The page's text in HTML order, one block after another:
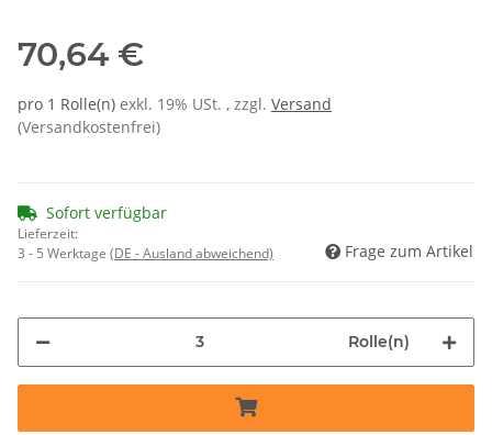
70,64 €
pro 1 Rolle(n) exkl. 19% USt. , zzgl. Versand
(Versandkostenfrei)
Sofort verfügbar
Lieferzeit:
3 - 5 Werktage (DE - Ausland abweichend) Frage zum Artikel
Rolle(n)